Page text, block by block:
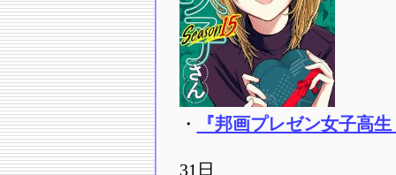
・ 『邦画プレゼン女子高
31日